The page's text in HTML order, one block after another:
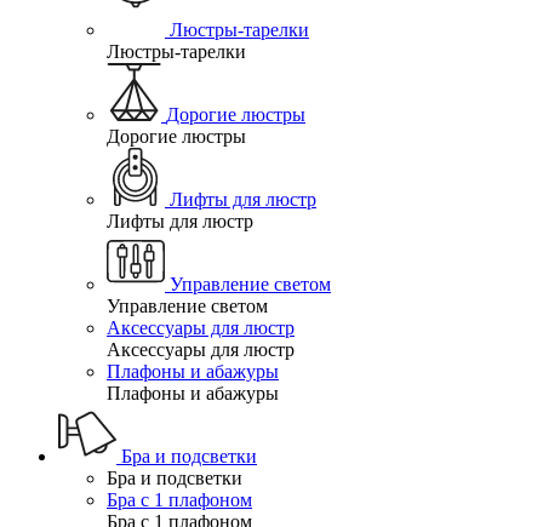
Люстры-тарелки
Люстры-тарелки
Дорогие люстры
Дорогие люстры
Лифты для люстр
Лифты для люстр
Управление светом
Управление светом
Аксессуары для люстр
Аксессуары для люстр
Плафоны и абажуры
Плафоны и абажуры
Бра и подсветки
Бра и подсветки
Бра с 1 плафоном
Бра с 1 плафоном